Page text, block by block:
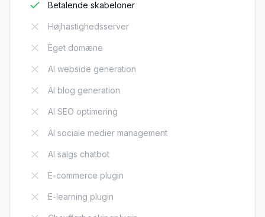
Betalende skabeloner
Højhastighedsserver
Eget domæne
AI webside generation
AI blog generation
AI SEO optimering
AI sociale medier management
AI salgs chatbot
E-commerce plugin
E-learning plugin